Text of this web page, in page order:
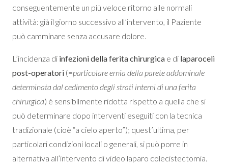
conseguentemente un più veloce ritorno alle normali
attività: già il giorno successivo all’intervento, il Paziente
può camminare senza accusare dolore.
L’incidenza di infezioni della ferita chirurgica e di laparoceli
post-operatori (=particolare ernia della parete addominale
determinata dal cedimento degli strati interni di una ferita
chirurgica) è sensibilmente ridotta rispetto a quella che si
può determinare dopo interventi eseguiti con la tecnica
tradizionale (cioè “a cielo aperto”); quest’ultima, per
particolari condizioni locali o generali, si può porre in
alternativa all’intervento di video laparo colecistectomia.